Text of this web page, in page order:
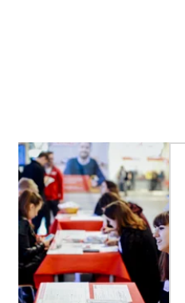
palcem, aby zobaczyć